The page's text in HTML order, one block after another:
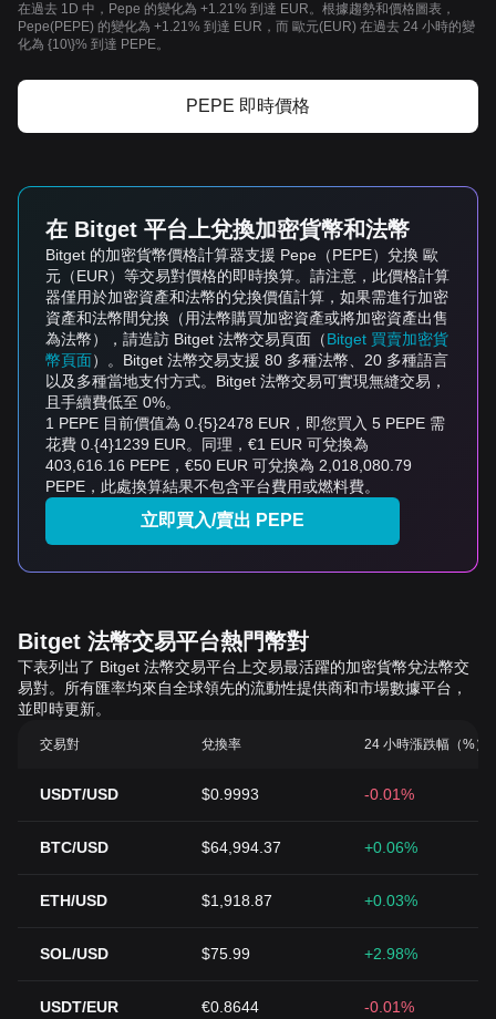
在過去 1D 中，Pepe 的變化為 +1.21% 到達 EUR。根據趨勢和價格圖表，
Pepe(PEPE) 的變化為 +1.21% 到達 EUR，而 歐元(EUR) 在過去 24 小時的變
化為 {10\}% 到達 PEPE。
PEPE 即時價格
在 Bitget 平台上兌換加密貨幣和法幣
Bitget 的加密貨幣價格計算器支援 Pepe（PEPE）兌換 歐
元（EUR）等交易對價格的即時換算。請注意，此價格計算
器僅用於加密資產和法幣的兌換價值計算，如果需進行加密
資產和法幣間兌換（用法幣購買加密資產或將加密資產出售
為法幣），請造訪 Bitget 法幣交易頁面（Bitget 買賣加密貨
幣頁面）。Bitget 法幣交易支援 80 多種法幣、20 多種語言
以及多種當地支付方式。Bitget 法幣交易可實現無縫交易，
且手續費低至 0%。
1 PEPE 目前價值為 0.{5}2478 EUR，即您買入 5 PEPE 需
花費 0.{4}1239 EUR。同理，€1 EUR 可兌換為
403,616.16 PEPE，€50 EUR 可兌換為 2,018,080.79
PEPE，此處換算結果不包含平台費用或燃料費。
立即買入/賣出 PEPE
Bitget 法幣交易平台熱門幣對
下表列出了 Bitget 法幣交易平台上交易最活躍的加密貨幣兌法幣交
易對。所有匯率均來自全球領先的流動性提供商和市場數據平台，
並即時更新。
交易對 兌換率 24 小時漲跌幅（%）
USDT/USD $0.9993 -0.01%
BTC/USD $64,994.37 +0.06%
ETH/USD $1,918.87 +0.03%
SOL/USD $75.99 +2.98%
USDT/EUR €0.8644 -0.01%